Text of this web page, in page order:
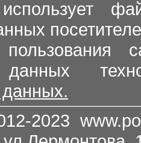
использует
данных
2023